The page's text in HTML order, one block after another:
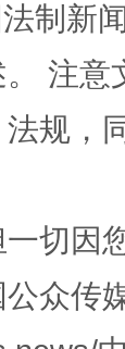
制新
注
规，
切因
众传